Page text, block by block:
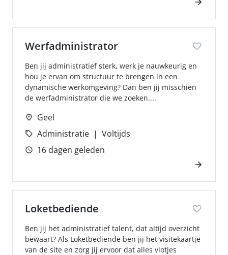
Werfadministrator
Ben jij administratief sterk, werk je nauwkeurig en
hou je ervan om structuur te brengen in een
dynamische werkomgeving? Dan ben jij misschien
de werfadministrator die we zoeken....
Geel
Administratie
Voltijds
16 dagen geleden
Loketbediende
Ben jij het administratief talent, dat altijd overzicht
bewaart? Als Loketbediende ben jij het visitekaartje
van de site en zorg jij ervoor dat alles vlotjes